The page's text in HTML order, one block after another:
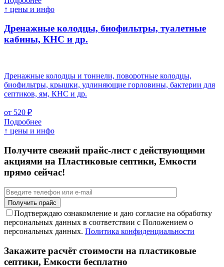
↑ цены и инфо
Дренажные колодцы, биофильтры, туалетные
кабины, КНС и др.
Дренажные колодцы и тоннели, поворотные колодцы,
биофильтры, крышки, удлиняющие горловины, бактерии для
септиков, ям, КНС и др.
от 520 ₽
Подробнее
↑ цены и инфо
Получите свежий прайс-лист с действующими
акциями на Пластиковые септики, Емкости
прямо сейчас!
Подтверждаю ознакомление и даю согласие на обработку
персональных данных в соответствии с Положением о
персональных данных. Политика конфиденциальности
Закажите расчёт стоимости на пластиковые
септики, Емкости бесплатно